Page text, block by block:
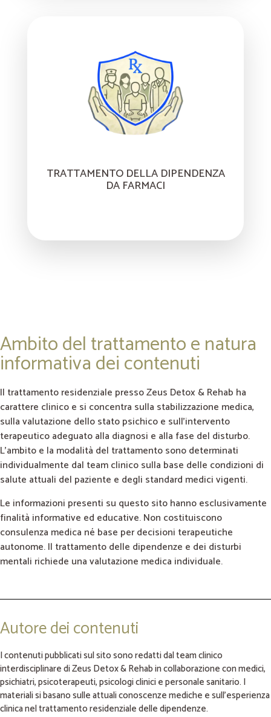
TRATTAMENTO DELLA DIPENDENZA
DA FARMACI
Ambito del trattamento e natura
informativa dei contenuti
Il trattamento residenziale presso Zeus Detox & Rehab ha
carattere clinico e si concentra sulla stabilizzazione medica,
sulla valutazione dello stato psichico e sull’intervento
terapeutico adeguato alla diagnosi e alla fase del disturbo.
L’ambito e la modalità del trattamento sono determinati
individualmente dal team clinico sulla base delle condizioni di
salute attuali del paziente e degli standard medici vigenti.
Le informazioni presenti su questo sito hanno esclusivamente
finalità informative ed educative. Non costituiscono
consulenza medica né base per decisioni terapeutiche
autonome. Il trattamento delle dipendenze e dei disturbi
mentali richiede una valutazione medica individuale.
Autore dei contenuti
I contenuti pubblicati sul sito sono redatti dal team clinico
interdisciplinare di Zeus Detox & Rehab in collaborazione con medici,
psichiatri, psicoterapeuti, psicologi clinici e personale sanitario. I
materiali si basano sulle attuali conoscenze mediche e sull’esperienza
clinica nel trattamento residenziale delle dipendenze.